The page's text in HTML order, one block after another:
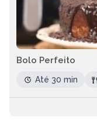
Bolo Perfeito
Até 30 min